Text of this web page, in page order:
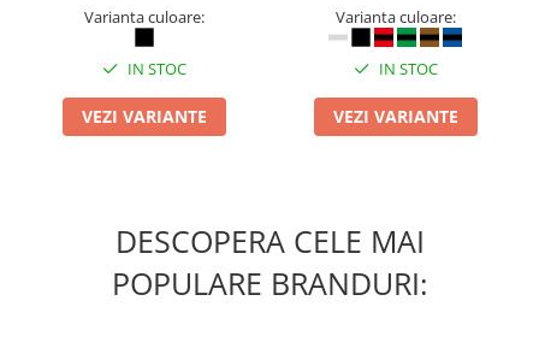
Varianta culoare:
IN STOC
VEZI VARIANTE
Varianta culoare:
IN STOC
VEZI VARIANTE
DESCOPERA CELE MAI
POPULARE BRANDURI: